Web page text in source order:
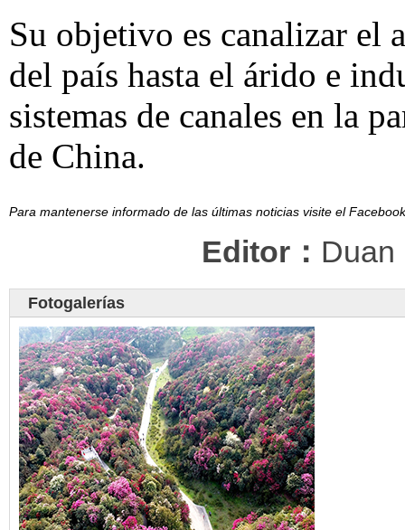
Su objetivo es canalizar el
del país hasta el árido e
sistemas de canales en la
de China.
Para mantenerse informado de las últimas noticias visite el
Editor： Duan
Fotogalerías